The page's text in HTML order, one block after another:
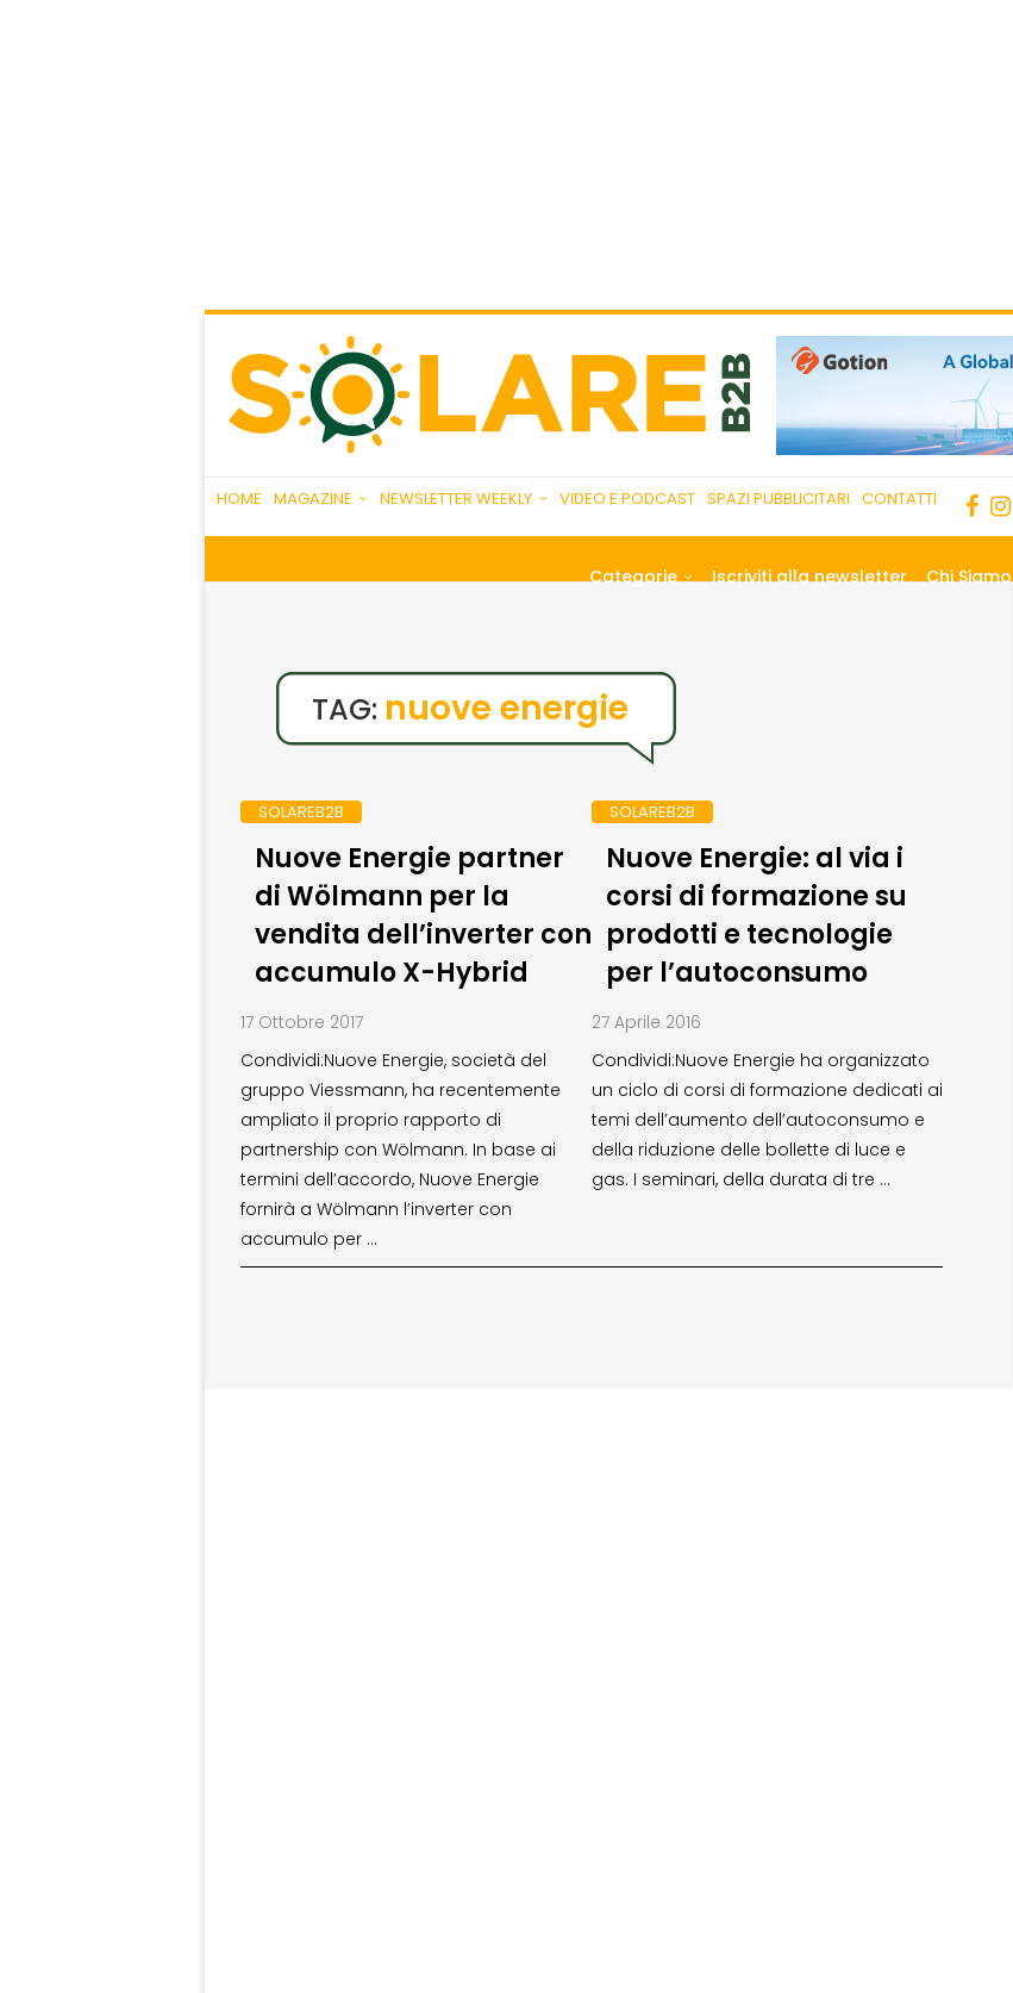
HOME MAGAZINE NEWSLETTER WEEKLY VIDEO E PODCAST SPAZI PUBBLICITARI CONTATTI
Categorie Iscriviti alla newsletter Chi Siamo
TAG: nuove energie
SOLAREB2B
Nuove Energie partner
di Wölmann per la
vendita dell’inverter con
accumulo X-Hybrid
17 Ottobre 2017
Condividi:Nuove Energie, società del
gruppo Viessmann, ha recentemente
ampliato il proprio rapporto di
partnership con Wölmann. In base ai
termini dell’accordo, Nuove Energie
fornirà a Wölmann l’inverter con
accumulo per …
SOLAREB2B
Nuove Energie: al via i
corsi di formazione su
prodotti e tecnologie
per l’autoconsumo
27 Aprile 2016
Condividi:Nuove Energie ha organizzato
un ciclo di corsi di formazione dedicati ai
temi dell’aumento dell’autoconsumo e
della riduzione delle bollette di luce e
gas. I seminari, della durata di tre …